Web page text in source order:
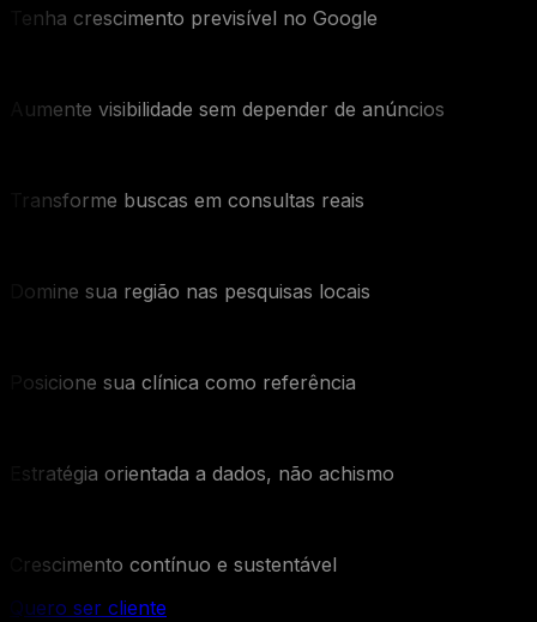
Tenha crescimento previsível no Google
Aumente visibilidade sem depender de anúncios
Transforme buscas em consultas reais
Domine sua região nas pesquisas locais
Posicione sua clínica como referência
Estratégia orientada a dados, não achismo
Crescimento contínuo e sustentável
Quero ser cliente